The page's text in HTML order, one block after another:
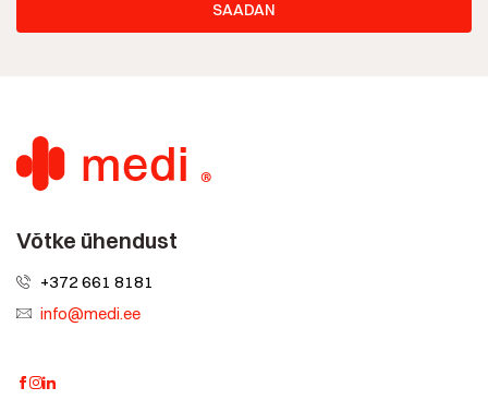
Võtke ühendust
+372 661 8181
info@medi.ee